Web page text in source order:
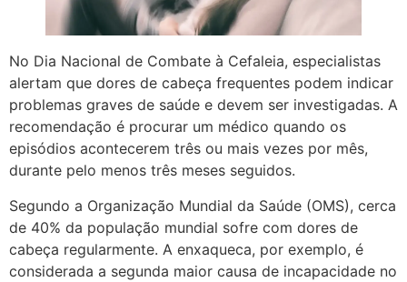
No Dia Nacional de Combate à Cefaleia, especialistas
alertam que dores de cabeça frequentes podem indicar
problemas graves de saúde e devem ser investigadas. A
recomendação é procurar um médico quando os
episódios acontecerem três ou mais vezes por mês,
durante pelo menos três meses seguidos.
Segundo a Organização Mundial da Saúde (OMS), cerca
de 40% da população mundial sofre com dores de
cabeça regularmente. A enxaqueca, por exemplo, é
considerada a segunda maior causa de incapacidade no